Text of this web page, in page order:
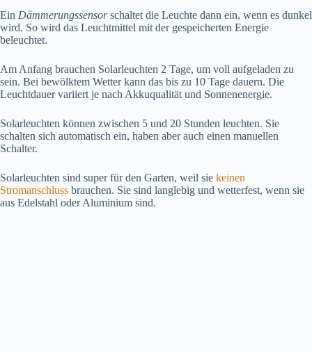
Ein Dämmerungssensorschaltet die Leuchte dann ein, wenn es dunkel
wird. So wird das Leuchtmittel mit der gespeicherten Energie
beleuchtet.
Am Anfang brauchen Solarleuchten 2 Tage, um voll aufgeladen zu
sein. Bei bewölktem Wetter kann das bis zu 10 Tage dauern. Die
Leuchtdauer variiert je nach Akkuqualität und Sonnenenergie.
Solarleuchten können zwischen 5 und 20 Stunden leuchten. Sie
schalten sich automatisch ein, haben aber auch einen manuellen
Schalter.
Solarleuchten sind super für den Garten, weil sie keinen
Stromanschluss brauchen. Sie sind langlebig und wetterfest, wenn sie
aus Edelstahl oder Aluminium sind.